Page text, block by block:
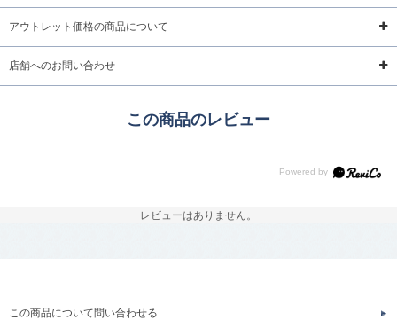
アウトレット価格の商品について
店舗へのお問い合わせ
この商品のレビュー
レビューはありません。
この商品について問い合わせる